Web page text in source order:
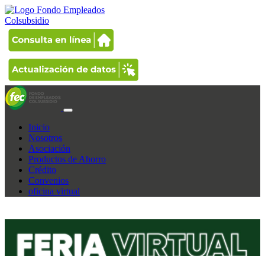
Inicio
Nosotros
Asociación
Productos de Ahorro
Crédito
Convenios
oficina virtual